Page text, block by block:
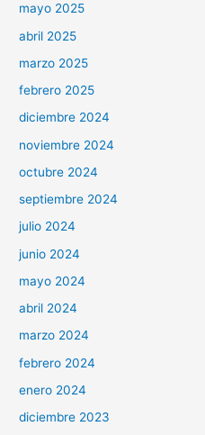
mayo 2025
abril 2025
marzo 2025
febrero 2025
diciembre 2024
noviembre 2024
octubre 2024
septiembre 2024
julio 2024
junio 2024
mayo 2024
abril 2024
marzo 2024
febrero 2024
enero 2024
diciembre 2023